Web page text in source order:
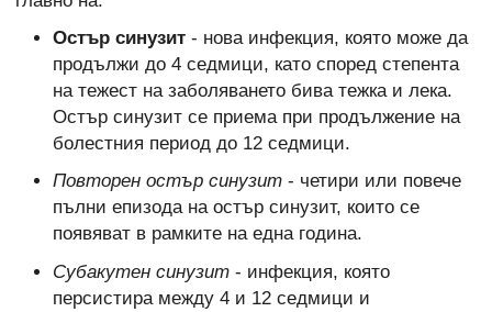
Остър синузит- нова инфекция, която може да
продължи до 4 седмици, като според степента
на тежест на заболяването бива тежка и лека.
Остър синузит се приема при продължение на
болестния период до 12 седмици.
Повторен остър синузит- четири или повече
пълни епизода на остър синузит, които се
появяват в рамките на една година.
Субакутен синузит- инфекция, която
персистира между 4 и 12 седмици и